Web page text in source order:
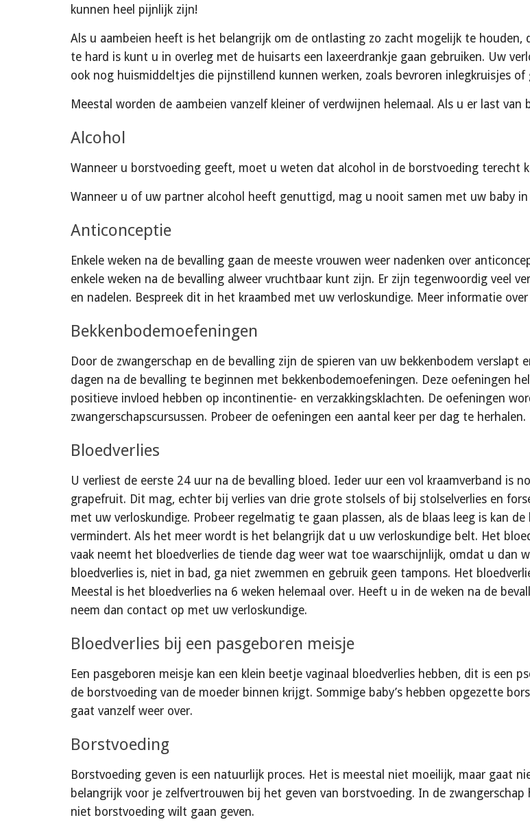
kunnen heel pijnlijk zijn!
Als u aambeien heeft is het belangrijk om de ontlasting zo zacht mogelijk te
te hard is kunt u in overleg met de huisarts een laxeerdrankje gaan gebruiken. Uw
ook nog huismiddeltjes die pijnstillend kunnen werken, zoals bevroren inlegkruisjes
Meestal worden de aambeien vanzelf kleiner of verdwijnen helemaal. Als u er last
Alcohol
Wanneer u borstvoeding geeft, moet u weten dat alcohol in de borstvoeding terecht
Wanneer u of uw partner alcohol heeft genuttigd, mag u nooit samen met uw baby in
Anticonceptie
Enkele weken na de bevalling gaan de meeste vrouwen weer nadenken over
enkele weken na de bevalling alweer vruchtbaar kunt zijn. Er zijn tegenwoordig veel
en nadelen. Bespreek dit in het kraambed met uw verloskundige. Meer informatie over
Bekkenbodemoefeningen
Door de zwangerschap en de bevalling zijn de spieren van uw bekkenbodem
dagen na de bevalling te beginnen met bekkenbodemoefeningen. Deze oefeningen
positieve invloed hebben op incontinentie- en verzakkingsklachten. De oefeningen
zwangerschapscursussen. Probeer de oefeningen een aantal keer per dag te herhalen.
Bloedverlies
U verliest de eerste 24 uur na de bevalling bloed. Ieder uur een vol kraamverband is
grapefruit. Dit mag, echter bij verlies van drie grote stolsels of bij stolselverlies en
met uw verloskundige. Probeer regelmatig te gaan plassen, als de blaas leeg is kan
vermindert. Als het meer wordt is het belangrijk dat u uw verloskundige belt. Het
vaak neemt het bloedverlies de tiende dag weer wat toe waarschijnlijk, omdat u dan
bloedverlies is, niet in bad, ga niet zwemmen en gebruik geen tampons. Het
Meestal is het bloedverlies na 6 weken helemaal over. Heeft u in de weken na de
neem dan contact op met uw verloskundige.
Bloedverlies bij een pasgeboren meisje
Een pasgeboren meisje kan een klein beetje vaginaal bloedverlies hebben, dit is een
de borstvoeding van de moeder binnen krijgt. Sommige baby’s hebben opgezette
gaat vanzelf weer over.
Borstvoeding
Borstvoeding geven is een natuurlijk proces. Het is meestal niet moeilijk, maar gaat
belangrijk voor je zelfvertrouwen bij het geven van borstvoeding. In de
niet borstvoeding wilt gaan geven.